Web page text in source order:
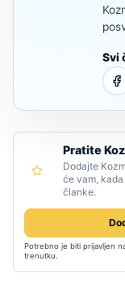
Svi
Pratite
Dodajte
će vam,
članke.
Potrebno je biti prijavljen
trenutku.